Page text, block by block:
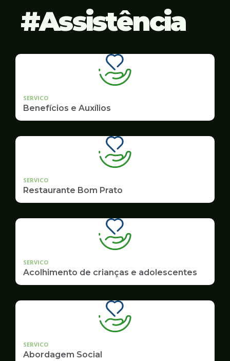
Assistência
SERVICO
Benefícios e Auxílios
SERVICO
Restaurante Bom Prato
SERVICO
Acolhimento de crianças e adolescentes
SERVICO
Abordagem Social